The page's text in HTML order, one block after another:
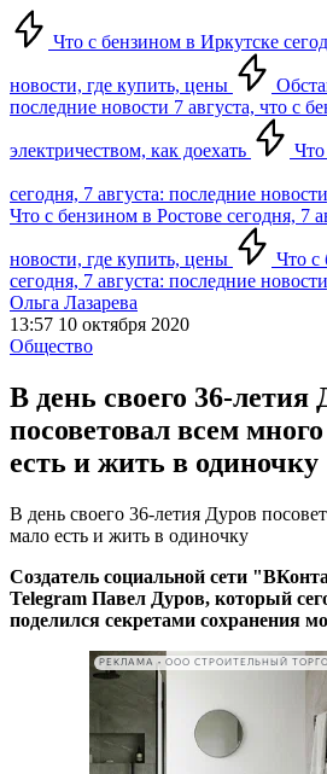
Что с бензином в Иркутске
новости, где купить, цены
последние новости 7 августа, что с
электричеством, как доехать
сегодня, 7 августа: последние
Что с бензином в Ростове сегодня, 7
новости, где купить, цены
Что с
сегодня, 7 августа: последние
Ольга Лазарева
13:57 10 октября 2020
Общество
В день своего 36-летия
посоветовал всем
есть и жить в одиночку
В день своего 36-летия Дуров
мало есть и жить в одиночку
Создатель социальной сети
Telegram Павел Дуров, который
поделился секретами сохранения